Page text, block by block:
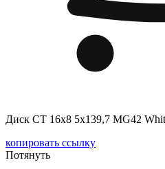
Диск СТ 16x8 5x139,7 MG42
копировать ссылку
Потянуть